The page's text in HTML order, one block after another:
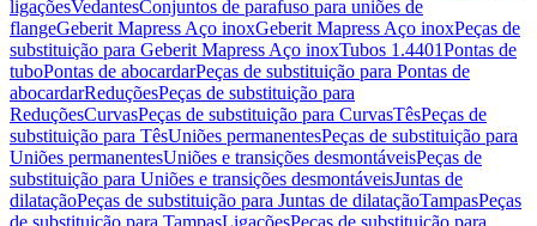
ligaçõesVedantesConjuntos de parafuso para uniões de
flangeGeberit Mapress Aço inoxGeberit Mapress Aço inoxPeças de
substituição para Geberit Mapress Aço inoxTubos 1.4401Pontas de
tuboPontas de abocardarPeças de substituição para Pontas de
abocardarReduçõesPeças de substituição para
ReduçõesCurvasPeças de substituição para CurvasTêsPeças de
substituição para TêsUniões permanentesPeças de substituição para
Uniões permanentesUniões e transições desmontáveisPeças de
substituição para Uniões e transições desmontáveisJuntas de
dilataçãoPeças de substituição para Juntas de dilataçãoTampasPeças
de substituição para TampasLigaçõesPeças de substituição para